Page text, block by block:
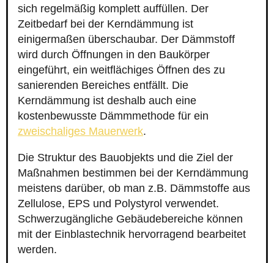
sich regelmäßig komplett auffüllen. Der
Zeitbedarf bei der Kerndämmung ist
einigermaßen überschaubar. Der Dämmstoff
wird durch Öffnungen in den Baukörper
eingeführt, ein weitflächiges Öffnen des zu
sanierenden Bereiches entfällt. Die
Kerndämmung ist deshalb auch eine
kostenbewusste Dämmmethode für ein
zweischaliges Mauerwerk.
Die Struktur des Bauobjekts und die Ziel der
Maßnahmen bestimmen bei der Kerndämmung
meistens darüber, ob man z.B. Dämmstoffe aus
Zellulose, EPS und Polystyrol verwendet.
Schwerzugängliche Gebäudebereiche können
mit der Einblastechnik hervorragend bearbeitet
werden.